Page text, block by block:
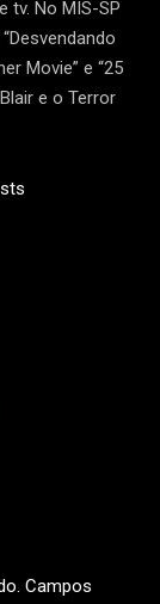
tv. No MIS-SP
Movie” e “25
e o Terror
Campos